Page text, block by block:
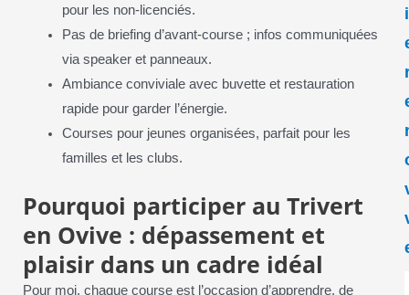
pour les non-licenciés.
Pas de briefing d’avant-course ; infos communiquées
via speaker et panneaux.
Ambiance conviviale avec buvette et restauration
rapide pour garder l’énergie.
Courses pour jeunes organisées, parfait pour les
familles et les clubs.
Pourquoi participer au Trivert
en Ovive : dépassement et
plaisir dans un cadre idéal
Pour moi, chaque course est l’occasion d’apprendre, de